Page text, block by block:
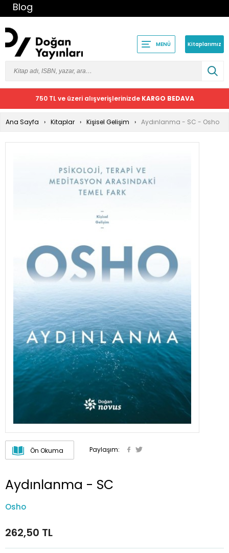
Blog
MENÜ Kitaplarımız
750 TL ve üzeri alışverişlerinizde KARGO BEDAVA
Ana Sayfa Kitaplar Kişisel Gelişim Aydınlanma - SC - Osho
Ön Okuma Paylaşım:
Aydınlanma - SC
Osho
262,50 TL